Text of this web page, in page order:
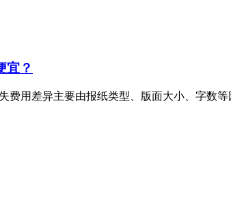
宜？
费用差异主要由报纸类型、版面大小、字数